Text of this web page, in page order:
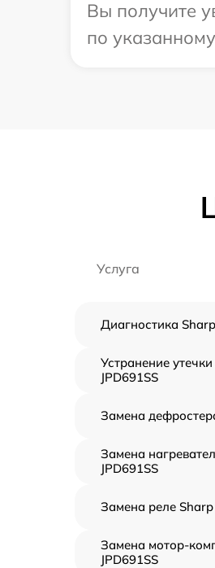
Вы получите
по
Услуга
Диагностика
Устранение
JPD691SS
Замена
Замена
JPD691SS
Замена реле Sharp
Замена мотор-
JPD691SS